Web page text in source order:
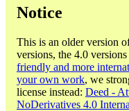
Notice
This is an older version
versions, the 4.0
friendly and more
your own work, we
license instead: Deed -
NoDerivatives 4.0